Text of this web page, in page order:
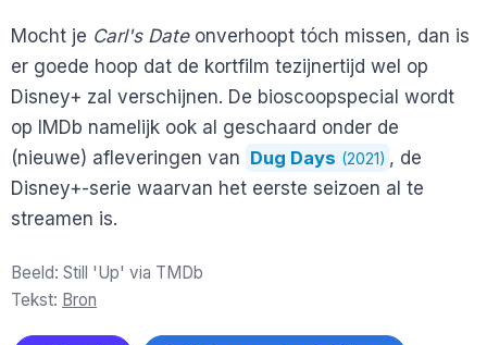
Mocht je Carl's Dateonverhoopt tóch missen, dan is
er goede hoop dat de kortfilm tezijnertijd wel op
Disney+ zal verschijnen. De bioscoopspecial wordt
op IMDb namelijk ook al geschaard onder de
(nieuwe) afleveringen van Dug Days (2021) , de
Disney+-serie waarvan het eerste seizoen al te
streamen is.
Beeld: Still 'Up' via TMDb
Tekst: Bron